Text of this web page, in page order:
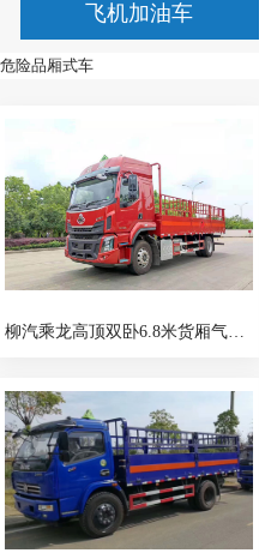
飞机加油车
危险品厢式车
柳汽乘龙高顶双卧6.8米货厢气瓶运输车